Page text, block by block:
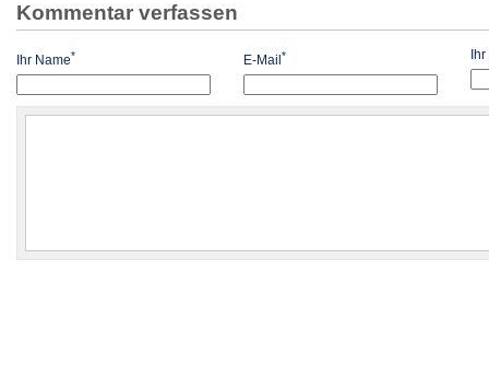
Kommentar verfassen
Ihr Name* E-Mail *